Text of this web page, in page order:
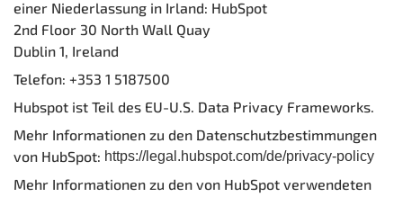
einer Niederlassung in Irland: HubSpot
2nd Floor 30 North Wall Quay
Dublin 1, Ireland
Telefon: +353 1 5187500
Hubspot ist Teil des EU-U.S. Data Privacy Frameworks.
Mehr Informationen zu den Datenschutzbestimmungen
von HubSpot: https://legal.hubspot.com/de/privacy-policy
Mehr Informationen zu den von HubSpot verwendeten